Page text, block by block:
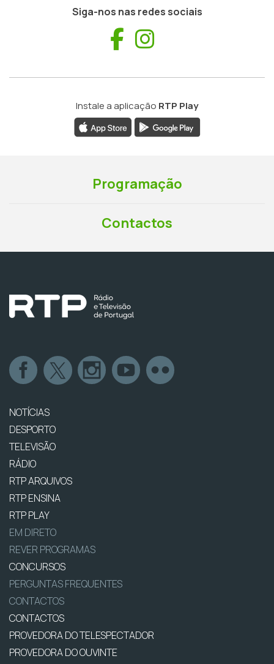
Siga-nos nas redes sociais
Facebook
Instale a aplicação RTP Play
Programação
Contactos
NOTÍCIAS
DESPORTO
TELEVISÃO
RÁDIO
RTP ARQUIVOS
RTP ENSINA
RTP PLAY
EM DIRETO
REVER PROGRAMAS
CONCURSOS
PERGUNTAS FREQUENTES
CONTACTOS
CONTACTOS
PROVEDORA DO TELESPECTADOR
PROVEDORA DO OUVINTE